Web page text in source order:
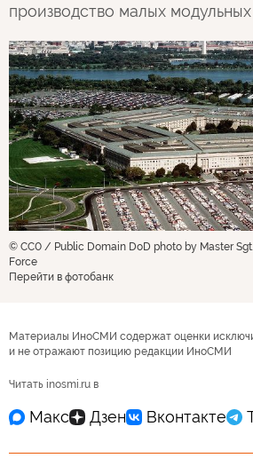
производство малых
© CC0 / Public Domain DoD photo by Master
Force
Перейти в фотобанк
Материалы ИноСМИ содержат оценки
и не отражают позицию редакции ИноСМИ
Читать inosmi.ru в